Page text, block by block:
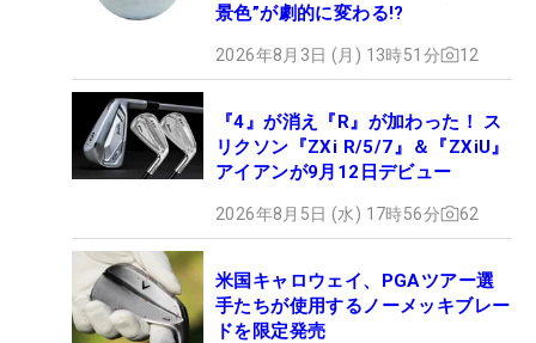
景色”が劇的に変わる!?
2026年8月3日 (月) 13時51分 12
『4』が消え『R』が加わった！ ス
リクソン『ZXi R/5/7』＆『ZXiU』
アイアンが9月12日デビュー
2026年8月5日 (水) 17時56分 62
米国キャロウェイ、PGAツアー選
手たちが使用するノーメッキブレー
ドを限定発売